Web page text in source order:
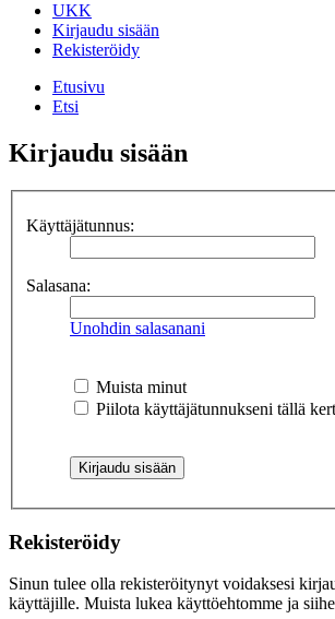
UKK
Kirjaudu sisään
Rekisteröidy
Etusivu
Etsi
Kirjaudu sisään
Käyttäjätunnus:
Salasana:
Unohdin salasanani
Muista minut
Piilota käyttäjätunnukseni tällä
Rekisteröidy
Sinun tulee olla rekisteröitynyt voidaksesi
käyttäjille. Muista lukea käyttöehtomme ja